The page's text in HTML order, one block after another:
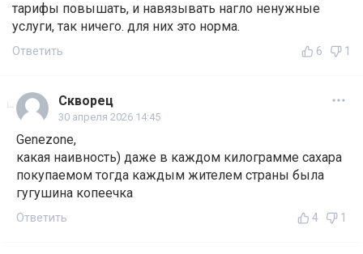
тарифы повышать, и навязывать нагло ненужные
услуги, так ничего. для них это норма.
Ответить 6 1
Скворец
30 апреля 2026 14:45
Genezone,
какая наивность) даже в каждом килограмме сахара
покупаемом тогда каждым жителем страны была
гугушина копеечка
Ответить 4 1